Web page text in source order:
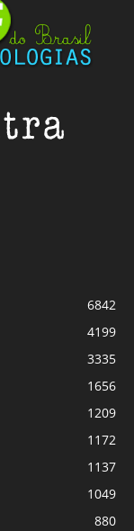
6842
4199
3335
1656
1209
1172
1137
1049
880